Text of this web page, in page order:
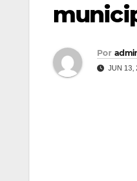
Por
JUN 13,